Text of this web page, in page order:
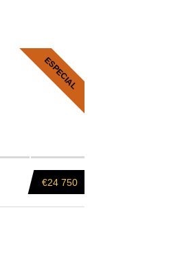
ESPECIAL
€24 750